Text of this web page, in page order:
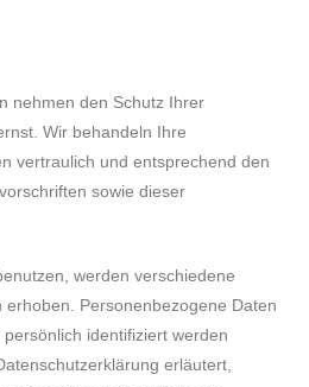
nehmen den Schutz Ihrer
Wir behandeln Ihre
vertraulich und entsprechend den
sowie dieser
werden verschiedene
Personenbezogene Daten
identifiziert werden
erläutert,